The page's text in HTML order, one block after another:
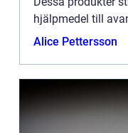
hjälpmedel till
som förändrar
Alice Pettersson